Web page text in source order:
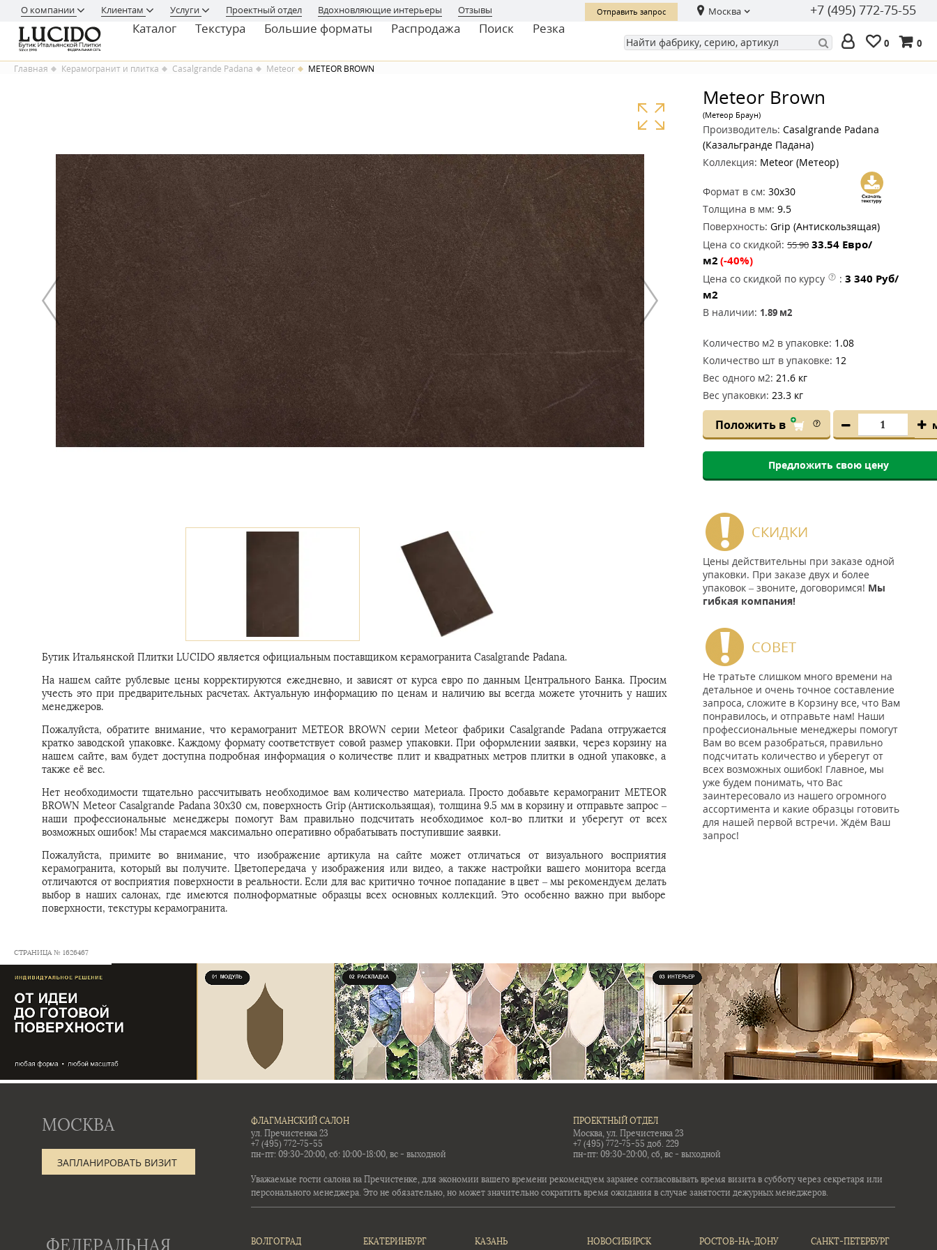
О компании Клиентам Услуги Проектный отдел Вдохновляющие интерьеры Отзывы Отправить запрос Москва +7 (495) 772-75-55
Каталог Текстура Большие форматы Распродажа Поиск Резка
0 0
Главная Керамогранит и плитка Casalgrande Padana Meteor METEOR BROWN
Бутик Итальянской Плитки LUCIDO является официальным поставщиком керамогранита Casalgrande Padana.
На нашем сайте рублевые цены корректируются ежедневно, и зависят от курса евро по данным Центрального Банка. Просим
учесть это при предварительных расчетах. Актуальную информацию по ценам и наличию вы всегда можете уточнить у наших
менеджеров.
Пожалуйста, обратите внимание, что керамогранит METEOR BROWN серии Meteor фабрики Casalgrande Padana отгружается
кратко заводской упаковке. Каждому формату соответствует совой размер упаковки. При оформлении заявки, через корзину на
нашем сайте, вам будет доступна подробная информация о количестве плит и квадратных метров плитки в одной упаковке, а
также её вес.
Нет необходимости тщательно рассчитывать необходимое вам количество материала. Просто добавьте керамогранит METEOR
BROWN Meteor Casalgrande Padana 30x30 см, поверхность Grip (Антискользящая), толщина 9.5 мм в корзину и отправьте запрос –
наши профессиональные менеджеры помогут Вам правильно подсчитать необходимое кол-во плитки и уберегут от всех
возможных ошибок! Мы стараемся максимально оперативно обрабатывать поступившие заявки.
Пожалуйста, примите во внимание, что изображение артикула на сайте может отличаться от визуального восприятия
керамогранита, который вы получите. Цветопередача у изображения или видео, а также настройки вашего монитора всегда
отличаются от восприятия поверхности в реальности. Если для вас критично точное попадание в цвет – мы рекомендуем делать
выбор в наших салонах, где имеются полноформатные образцы всех основных коллекций. Это особенно важно при выборе
поверхности, текстуры керамогранита.
Meteor Brown
(Метеор Браун)
Производитель: Casalgrande Padana
(Казальгранде Падана)
Коллекция: Meteor (Метеор)
Формат в см: 30x30
Толщина в мм: 9.5
Поверхность: Grip (Антискользящая)
Цена со скидкой: 55.90 33.54 Евро/
м2(-40%)
Цена со скидкой по курсу : 3 340 Руб/
м2
В наличии: 1.89 м2
Количество м2 в упаковке: 1.08
Количество шт в упаковке: 12
Вес одного м2: 21.6 кг
Вес упаковки: 23.3 кг
Положить в
Предложить свою цену
СКИДКИ
Цены действительны при заказе одной
упаковки. При заказе двух и более
упаковок – звоните, договоримся! Мы
гибкая компания!
СОВЕТ
Не тратьте слишком много времени на
детальное и очень точное составление
запроса, сложите в Корзину все, что Вам
понравилось, и отправьте нам! Наши
профессиональные менеджеры помогут
Вам во всем разобраться, правильно
подсчитать количество и уберегут от
всех возможных ошибок! Главное, мы
уже будем понимать, что Вас
заинтересовало из нашего огромного
ассортимента и какие образцы готовить
для нашей первой встречи. Ждём Ваш
запрос!
СТРАНИЦА № 1626467
МОСКВА
ЗАПЛАНИРОВАТЬ ВИЗИТ
ФЛАГМАНСКИЙ САЛОН
ул. Пречистенка 23
+7 (495) 772-75-55
пн-пт: 09:30-20:00, сб: 10:00-18:00, вс - выходной
ПРОЕКТНЫЙ ОТДЕЛ
Москва, ул. Пречистенка 23
+7 (495) 772-75-55 доб. 229
пн-пт: 09:30-20:00, сб, вс - выходной
Уважаемые гости салона на Пречистенке, для экономии вашего времени рекомендуем заранее согласовывать время визита в субботу через секретаря или
персонального менеджера. Это не обязательно, но может значительно сократить время ожидания в случае занятости дежурных менеджеров.
ФЕДЕРАЛЬНАЯ ВОЛГОГРАД ЕКАТЕРИНБУРГ КАЗАНЬ НОВОСИБИРСК РОСТОВ-НА-ДОНУ САНКТ-ПЕТЕРБУРГ